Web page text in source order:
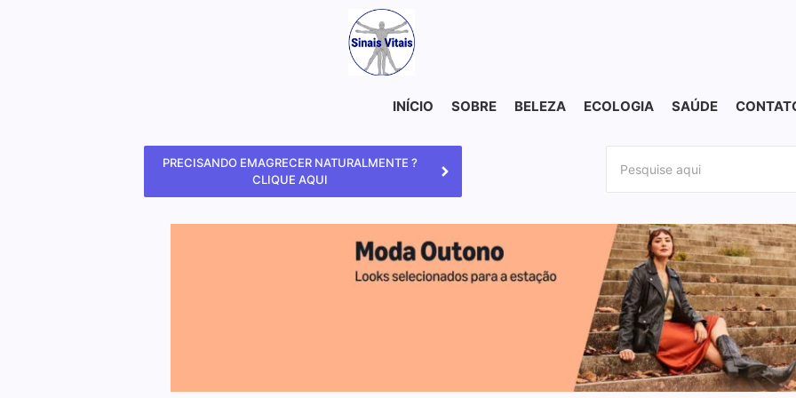
INÍCIO SOBRE BELEZA ECOLOGIA SAÚDE
PRECISANDO EMAGRECER NATURALMENTE ?
CLIQUE AQUI